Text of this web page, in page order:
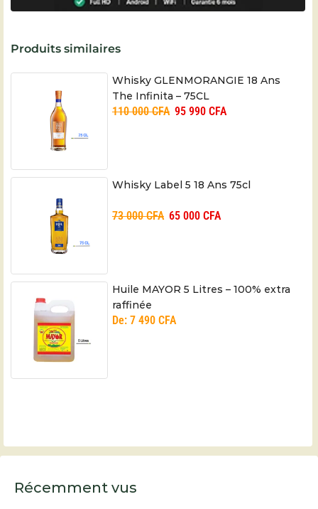
Produits similaires
Whisky GLENMORANGIE 18 Ans
The Infinita – 75CL
110 000CFA 95 990 CFA
Whisky Label 5 18 Ans 75cl
73 000CFA 65 000 CFA
Huile MAYOR 5 Litres – 100% extra
raffinée
De: 7 490 CFA
Récemment vus